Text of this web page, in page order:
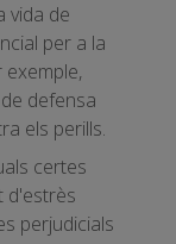
vida de
per a la
exemple,
defensa
els perills.
certes
d'estrès
perjudicials